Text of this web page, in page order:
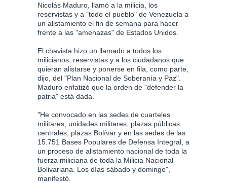
Nicolás Maduro, llamó a la milicia, los
reservistas y a "todo el pueblo" de Venezuela a
un alistamiento el fin de semana para hacer
frente a las "amenazas" de Estados Unidos.
El chavista hizo un llamado a todos los
milicianos, reservistas y a los ciudadanos que
quieran alistarse y ponerse en fila, como parte,
dijo, del "Plan Nacional de Soberanía y Paz".
Maduro enfatizó que la orden de "defender la
patria" está dada.
"He convocado en las sedes de cuarteles
militares, unidades militares, plazas públicas
centrales, plazas Bolívar y en las sedes de las
15.751 Bases Populares de Defensa Integral, a
un proceso de alistamiento nacional de toda la
fuerza miliciana de toda la Milicia Nacional
Bolivariana. Los días sábado y domingo",
manifestó.